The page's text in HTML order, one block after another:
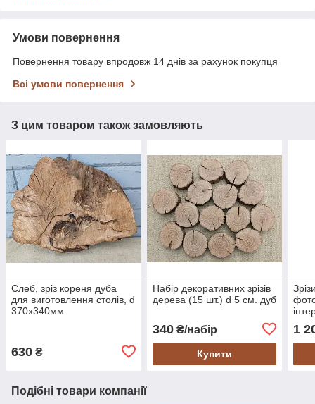
Умови повернення
Повернення товару впродовж 14 днів за рахунок покупця
Всі умови повернення
З цим товаром також замовляють
Слеб, зріз кореня дуба
для виготовлення столів, d
370х340мм.
630 ₴
Набір декоративних зрізів
дерева (15 шт.) d 5 см. дуб
340₴/набір
Купити
1
Подібні товари компанії